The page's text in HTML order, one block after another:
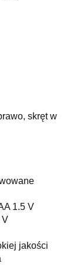
skręt w
1.5 V
V
jakości